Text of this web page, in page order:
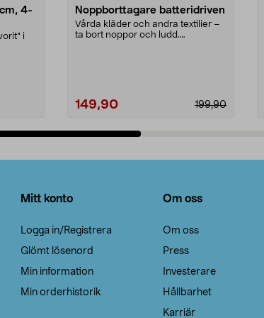
4-
i
Noppborttagare batteridriven
Vårda kläder och andra textilier –
ta bort noppor och ludd.
199,90
149,90
Mitt konto
Logga in/Registrera
Glömt lösenord
Min information
Min orderhistorik
Om oss
Om oss
Press
Investerare
Hållbarhet
Karriär